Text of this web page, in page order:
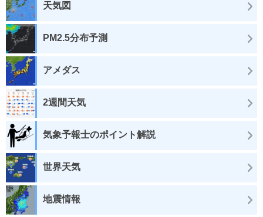
天気図
PM2.5分布予測
アメダス
2週間天気
気象予報士のポイント解説
世界天気
地震情報